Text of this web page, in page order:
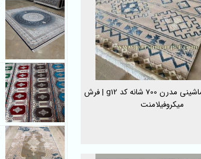
خرید فرش ماشینی مدرن 700 شانه کد g12 | فرش
میکروفیلامنت